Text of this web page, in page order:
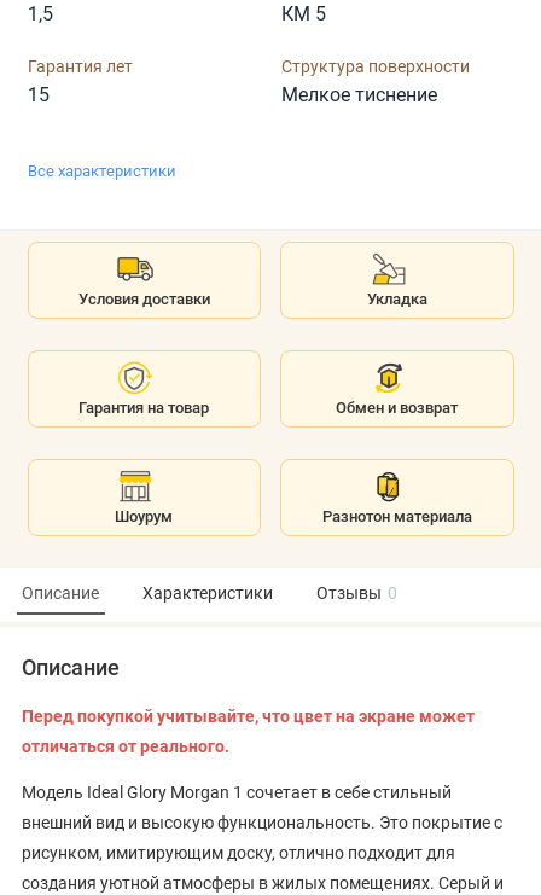
1,5 КМ 5
Гарантия лет
15
Структура поверхности
Мелкое тиснение
Все характеристики
Условия доставки Укладка
Гарантия на товар Обмен и возврат
Шоурум Разнотон материала
Описание Характеристики Отзывы 0
Описание
Перед покупкой учитывайте, что цвет на экране может
отличаться от реального.
Модель Ideal Glory Morgan 1 сочетает в себе стильный
внешний вид и высокую функциональность. Это покрытие с
рисунком, имитирующим доску, отлично подходит для
создания уютной атмосферы в жилых помещениях. Серый и